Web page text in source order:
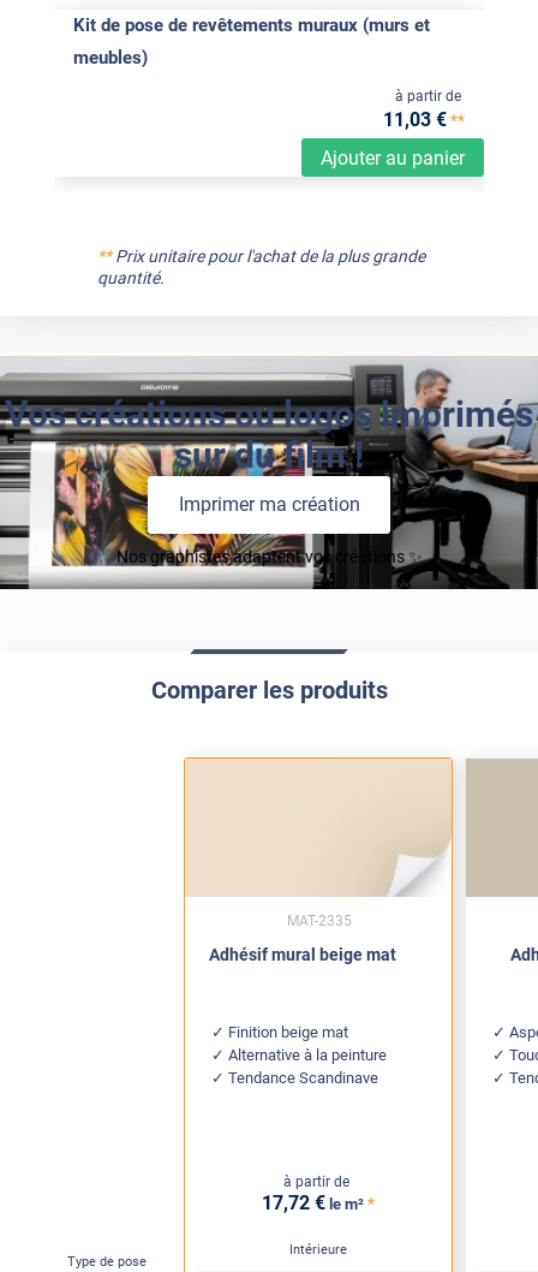
Kit de pose de revêtements muraux (murs et
meubles)
Ajouter au panier
à partir de
11,03 €**
**Prix unitaire pour l'achat de la plus grande
quantité.
Vos créations ou logos imprimés
sur du film !
Imprimer ma création
Nos graphistes adaptent vos créations ✨
Comparer les produits
Type de pose
Adhésif mural beige mat
Finition beige mat
Alternative à la peinture
Tendance Scandinave
à partir de
17,72 € le m² *
Intérieure
MAT-2335